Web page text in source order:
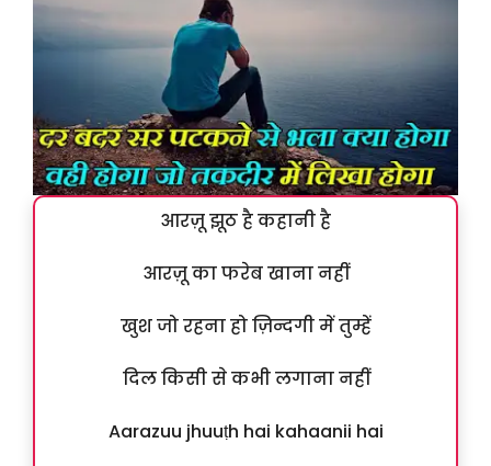
आरज़ू झूठ है कहानी है
आरज़ू का फरेब खाना नहीं
खुश जो रहना हो ज़िन्दगी में तुम्हें
दिल किसी से कभी लगाना नहीं
Aarazuu jhuuṭh hai kahaanii hai